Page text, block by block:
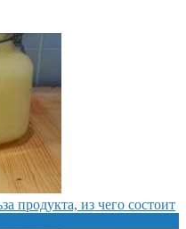
продукта, из чего состоит